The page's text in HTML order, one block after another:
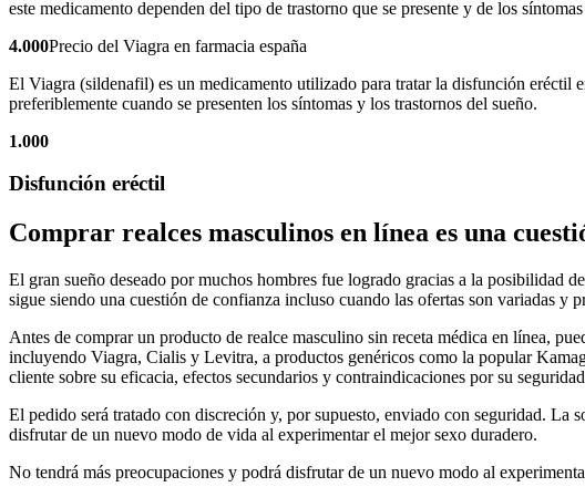
este medicamento dependen del tipo de trastorno que se presente y de los
4.000Precio del Viagra en farmacia españa
El Viagra (sildenafil) es un medicamento utilizado para tratar la disfunción eréctil
preferiblemente cuando se presenten los síntomas y los trastornos del sueño.
1.000
Disfunción eréctil
Comprar realces masculinos en línea es una
El gran sueño deseado por muchos hombres fue logrado gracias a la posibilidad
sigue siendo una cuestión de confianza incluso cuando las ofertas son variadas y
Antes de comprar un producto de realce masculino sin receta médica en línea,
incluyendo Viagra, Cialis y Levitra, a productos genéricos como la popular
cliente sobre su eficacia, efectos secundarios y contraindicaciones por su
El pedido será tratado con discreción y, por supuesto, enviado con seguridad.
disfrutar de un nuevo modo de vida al experimentar el mejor sexo duradero.
No tendrá más preocupaciones y podrá disfrutar de un nuevo modo al